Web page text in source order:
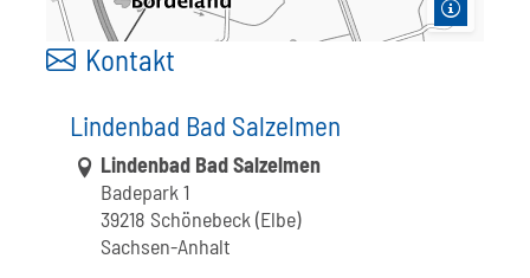
Kontakt
Lindenbad Bad Salzelmen
Link zur Google-Maps Navigation
Lindenbad Bad Salzelmen
Badepark 1
39218 Schönebeck (Elbe)
Sachsen-Anhalt